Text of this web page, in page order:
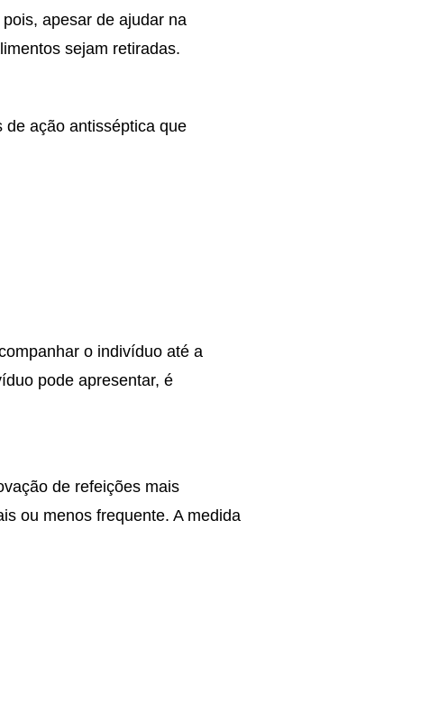
apesar de ajudar na
sejam retiradas.
de ação antisséptica que
o indivíduo até a
pode apresentar, é
de refeições mais
ou menos frequente. A medida